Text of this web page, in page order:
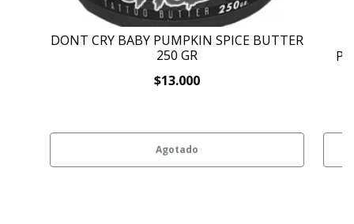
DONT CRY BABY PUMPKIN SPICE BUTTER
250 GR
$13.000
Agotado